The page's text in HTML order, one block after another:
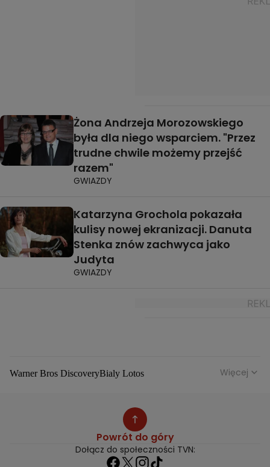
Żona Andrzeja Morozowskiego
była dla niego wsparciem. "Przez
trudne chwile możemy przejść
razem"
GWIAZDY
Katarzyna Grochola pokazała
kulisy nowej ekranizacji. Danuta
Stenka znów zachwyca jako
Judyta
GWIAZDY
Warner Bros DiscoveryBialy Lotos
Agnieszka Bobek
Jezdzic Obserwowac
Josephine KwasniewskaPlayerplPrzemek Szafranski
Dariusz ZdrojkowskiJulia Tychoniewicz
Więcej
Powrót do góry
Dołącz do społeczności TVN: